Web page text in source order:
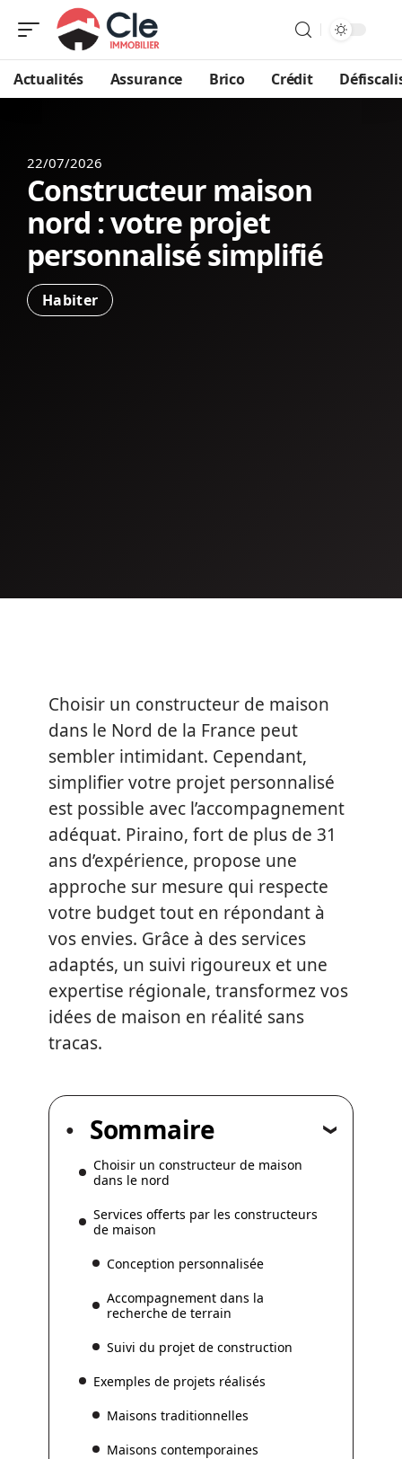
Actualités Assurance Brico Crédit
22/07/2026
Constructeur maison
nord : votre projet
personnalisé simplifié
Habiter
Choisir un constructeur de maison
dans le Nord de la France peut
sembler intimidant. Cependant,
simplifier votre projet personnalisé
est possible avec l’accompagnement
adéquat. Piraino, fort de plus de 31
ans d’expérience, propose une
approche sur mesure qui respecte
votre budget tout en répondant à
vos envies. Grâce à des services
adaptés, un suivi rigoureux et une
expertise régionale, transformez vos
idées de maison en réalité sans
tracas.
Sommaire
Choisir un constructeur de maison
dans le nord
Services offerts par les constructeurs
de maison
Conception personnalisée
Accompagnement dans la
recherche de terrain
Suivi du projet de construction
Exemples de projets réalisés
Maisons traditionnelles
Maisons contemporaines